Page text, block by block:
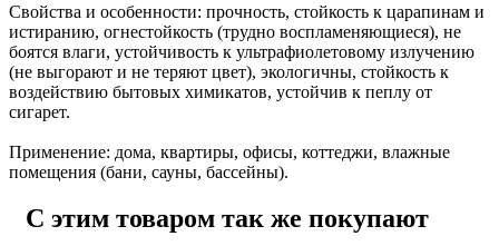
Свойства и особенности: прочность, стойкость к царапинам и
истиранию, огнестойкость (трудно воспламеняющиеся), не
боятся влаги, устойчивость к ультрафиолетовому излучению
(не выгорают и не теряют цвет), экологичны, cтойкость к
воздействию бытовых химикатов, устойчив к пеплу от
сигарет.
Применение: дома, квартиры, офисы, коттеджи, влажные
помещения (бани, сауны, бассейны).
С этим товаром так же покупают